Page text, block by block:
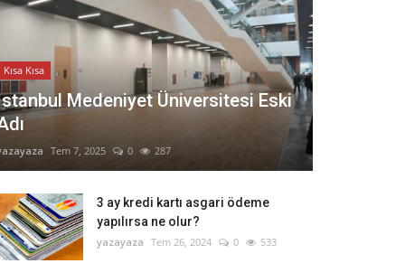
Kısa Kısa
Medeniyet Üniversitesi Eski
Tem 7, 2025 0 287
3 ay kredi kartı asgari ödeme
yapılırsa ne olur?
yazayaza Tem 26, 2024 0 533